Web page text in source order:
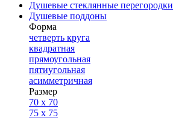
Душевые стеклянные перегородки
Душевые поддоны
Форма
четверть круга
квадратная
прямоугольная
пятиугольная
асимметричная
Размер
70 x 70
75 x 75